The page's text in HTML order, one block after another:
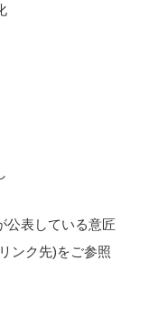
公表している意匠
ンク先)をご参照